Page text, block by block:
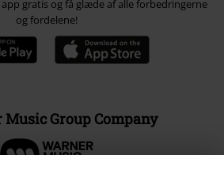
gratis og få glæde af alle forbedringerne
og fordelene!
Group Company